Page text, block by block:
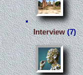
Interview(7)